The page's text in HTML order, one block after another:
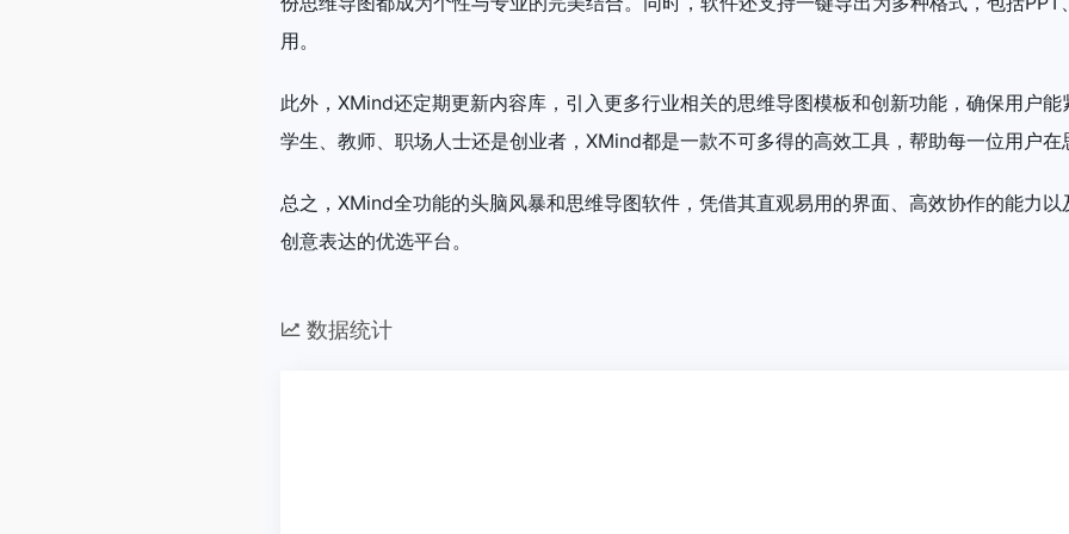
用。
此外，XMind还定期更新内容库，引入更多行业相关的思维导图模板和创新功能，确保用户
学生、教师、职场人士还是创业者，XMind都是一款不可多得的高效工具，帮助每一位用户
总之，XMind全功能的头脑风暴和思维导图软件，凭借其直观易用的界面、高效协作的能力
创意表达的优选平台。
数据统计